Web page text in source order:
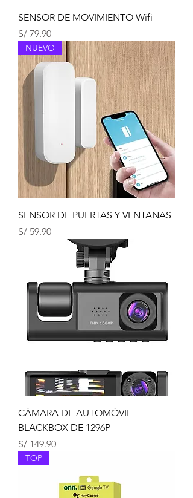
SENSOR DE MOVIMIENTO Wifi
Precio
S/ 79.90
NUEVO
SENSOR DE PUERTAS Y VENTANAS
Precio
S/ 59.90
CÁMARA DE AUTOMÓVIL
BLACKBOX DE 1296P
Precio
S/ 149.90
TOP